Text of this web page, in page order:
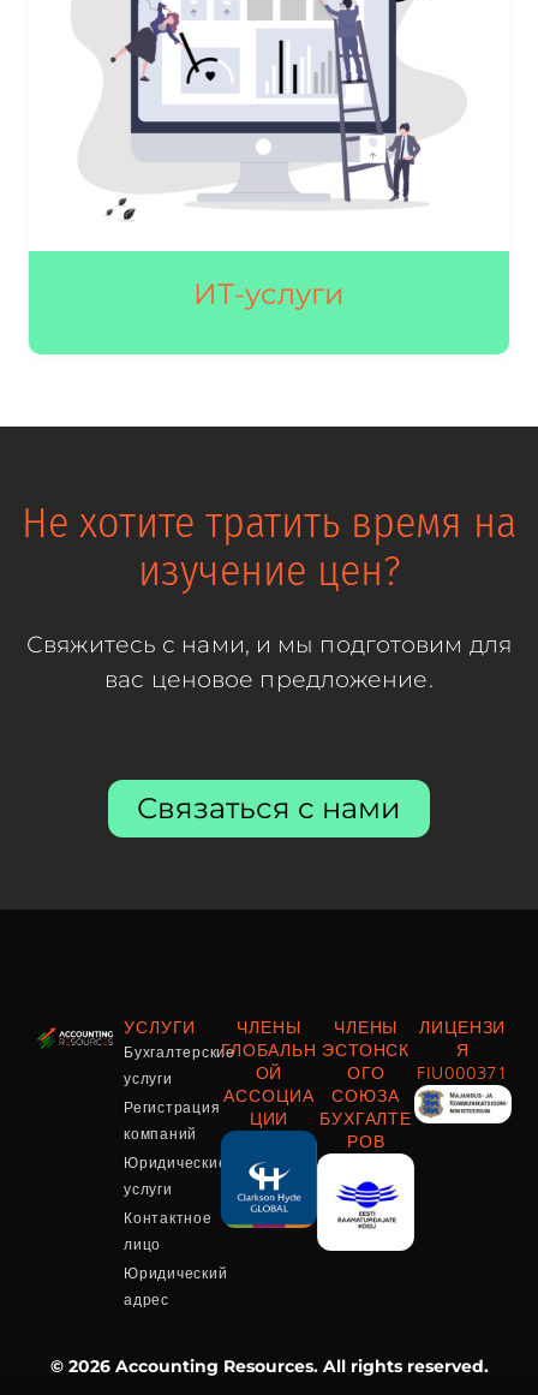
ИТ-услуги
Не хотите тратить время на
изучение цен?
Свяжитесь с нами, и мы подготовим для
вас ценовое предложение.
Связаться с нами
УСЛУГИ
Бухгалтерские
услуги
Регистрация
компаний
Юридические
услуги
Контактное
лицо
Юридический
адрес
ЧЛЕНЫ
ГЛОБАЛЬН
ОЙ
АССОЦИА
ЦИИ
ЧЛЕНЫ
ЭСТОНСК
ОГО
СОЮЗА
БУХГАЛТЕ
РОВ
ЛИЦЕНЗИ
Я
FIU000371
© 2026 Accounting Resources. All rights reserved.